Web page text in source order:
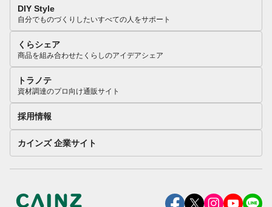
DIY Style
自分でものづくりしたいすべての人をサポート
くらシェア
商品を組み合わせたくらしのアイデアシェア
トラノテ
資材調達のプロ向け通販サイト
採用情報
カインズ 企業サイト